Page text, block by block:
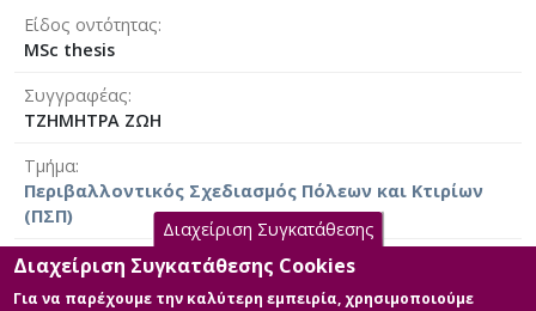
Είδος οντότητας
MSc thesis
Συγγραφέας
ΤΖΗΜΗΤΡΑ ΖΩΗ
Τμήμα
Περιβαλλοντικός Σχεδιασμός Πόλεων και Κτιρίων
(ΠΣΠ)
Ημερομηνία έργου
Διαχείριση Συγκατάθεσης
Διαχείριση Συγκατάθεσης Cookies
Για να παρέχουμε την καλύτερη εμπειρία, χρησιμοποιούμε